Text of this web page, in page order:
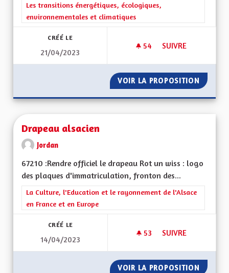
Filtrer les résultats de la catégorie : Les transitions
Les transitions énergétiques, écologiques,
environnementales et climatiques
CRÉÉ LE
21/04/2023
54 54 ABONNÉS
SUIVRE
VOIR LA PROPOSITION
Drapeau alsacien
Jordan
67210 :Rendre officiel le drapeau Rot un wiss : logo
des plaques d'immatriculation, fronton des...
Filtrer les résultats de la catégorie : La Culture, l'Education et
La Culture, l'Education et le rayonnement de l'Alsace
en France et en Europe
CRÉÉ LE
14/04/2023
53 53 ABONNÉS
SUIVRE
VOIR LA PROPOSITION